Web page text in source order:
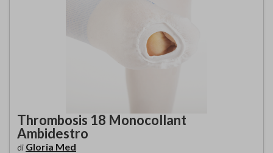
Thrombosis 18 Monocollant
Ambidestro
di Gloria Med